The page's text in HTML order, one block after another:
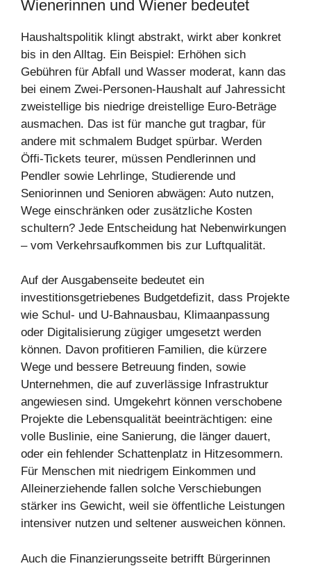
Wienerinnen und Wiener bedeutet
Haushaltspolitik klingt abstrakt, wirkt aber konkret
bis in den Alltag. Ein Beispiel: Erhöhen sich
Gebühren für Abfall und Wasser moderat, kann das
bei einem Zwei‑Personen‑Haushalt auf Jahressicht
zweistellige bis niedrige dreistellige Euro‑Beträge
ausmachen. Das ist für manche gut tragbar, für
andere mit schmalem Budget spürbar. Werden
Öffi‑Tickets teurer, müssen Pendlerinnen und
Pendler sowie Lehrlinge, Studierende und
Seniorinnen und Senioren abwägen: Auto nutzen,
Wege einschränken oder zusätzliche Kosten
schultern? Jede Entscheidung hat Nebenwirkungen
– vom Verkehrsaufkommen bis zur Luftqualität.
Auf der Ausgabenseite bedeutet ein
investitionsgetriebenes Budgetdefizit, dass Projekte
wie Schul‑ und U‑Bahnausbau, Klimaanpassung
oder Digitalisierung zügiger umgesetzt werden
können. Davon profitieren Familien, die kürzere
Wege und bessere Betreuung finden, sowie
Unternehmen, die auf zuverlässige Infrastruktur
angewiesen sind. Umgekehrt können verschobene
Projekte die Lebensqualität beeinträchtigen: eine
volle Buslinie, eine Sanierung, die länger dauert,
oder ein fehlender Schattenplatz in Hitzesommern.
Für Menschen mit niedrigem Einkommen und
Alleinerziehende fallen solche Verschiebungen
stärker ins Gewicht, weil sie öffentliche Leistungen
intensiver nutzen und seltener ausweichen können.
Auch die Finanzierungsseite betrifft Bürgerinnen